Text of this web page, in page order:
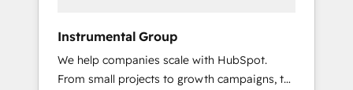
Harnessing the full potential of the powerful
HubSpot CRM. ✔️A team of HubSpot experts
backed by over 10+ years of HubSpot
Instrumental Group
We help companies scale with HubSpot.
From small projects to growth campaigns, to